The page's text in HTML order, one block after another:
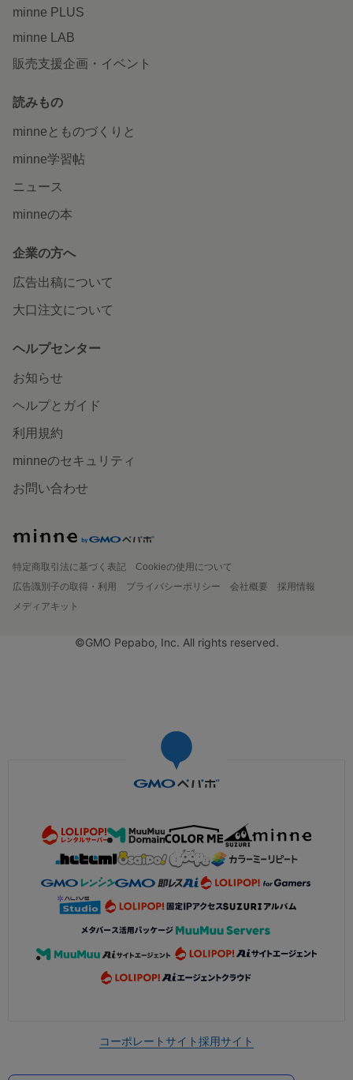
minne PLUS
minne LAB
販売支援企画・イベント
読みもの
minneとものづくりと
minne学習帖
ニュース
minneの本
企業の方へ
広告出稿について
大口注文について
ヘルプセンター
お知らせ
ヘルプとガイド
利用規約
minneのセキュリティ
お問い合わせ
特定商取引法に基づく表記
Cookieの使用について
広告識別子の取得・利用
プライバシーポリシー 会社概要
採用情報
メディアキット
©GMO Pepabo, Inc. All rights reserved.
コーポレートサイト採用サイト